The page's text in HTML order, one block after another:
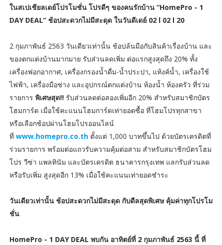
ในสเปเชียลเดย์โปรโมชั่น โปรดีๆ ของคนรักบ้าน “HomePro - 1
DAY DEAL” ช้อปสะดวกไม่มีสะดุด ในวันดีเดย์ 02 l 02 l 20
2 กุมภาพันธ์ 2563 วันเดียวเท่านั้น ช้อปล้นมือกับสินค้าเรื่องบ้าน และ
ของตกแต่งบ้านมากมาย รับส่วนลดเพิ่ม ต่อแรกสูงสุดถึง 20% ทั้ง
เครื่องฟอกอากาศ, เครื่องกรองน้ำดื่ม-น้ำประปา, แท้งค์น้ำ, เครื่องใช้
ไฟฟ้า, เครื่องมือช่าง และอุปกรณ์ตกแต่งบ้าน ห้องน้ำ ห้องครัว ที่ร่วม
รายการ พิเศษสุด!!รับส่วนลดต่อสองเพิ่มอีก 20% สำหรับสมาชิกบัตร
โฮมการ์ด เมื่อใช้คะแนนโฮมการ์ดเท่ายอดซื้อ ที่โฮมโปรทุกสาขา
หรือเลือกช้อปผ่านโฮมโปรออนไลน์
ที่ www.homepro.co.thตั้งแต่ 1,000 บาทขึ้นไป ด้วยบัตรเครดิตที่
ร่วมรายการ พร้อมต่อแถวรับความคุ้มต่อสาม สำหรับสมาชิกบัตรโฮม
โปร วีซ่า แพลทินัม และบัตรเครดิต ธนาคารกรุงเทพ แลกรับส่วนลด
หรือรับเพิ่ม สูงสุดอีก 13% เมื่อใช้คะแนนเท่ายอดชำระ
วันเดียวเท่านั้น ช้อปสะดวกไม่มีสะดุด กับดีลสุดพิเศษ คุ้มค่าทุกโปรโม
ชั่น
HomePro - 1 DAY DEAL พบกัน อาทิตย์ที่ 2 กุมภาพันธ์ 2563 นี้ ที่